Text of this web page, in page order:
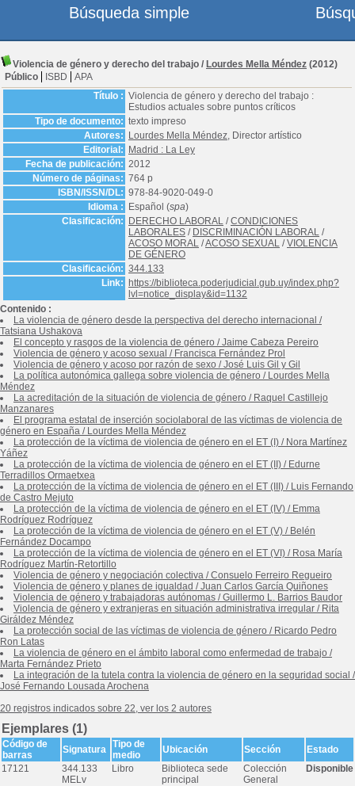
Violencia de género y derecho del trabajo / Lourdes Mella Méndez (2012)
Público
ISBD
APA
Título : Violencia de género y derecho del trabajo :
Estudios actuales sobre puntos críticos
Tipo de documento: texto impreso
Autores:
Lourdes Mella Méndez, Director artístico
Editorial:
Madrid : La Ley
Fecha de publicación: 2012
Número de páginas: 764 p
ISBN/ISSN/DL: 978-84-9020-049-0
Idioma :
Español (spa)
Clasificación:
DERECHO LABORAL /CONDICIONES
LABORALES / DISCRIMINACIÓN LABORAL /
ACOSO MORAL /ACOSO SEXUAL /VIOLENCIA
DE GÉNERO
Clasificación: 344.133
Link:
https://biblioteca.poderjudicial.gub.uy/index.php?
lvl=notice_display&id=1132
Contenido :
La violencia de género desde la perspectiva del derecho internacional /
Tatsiana Ushakova
El concepto y rasgos de la violencia de género /Jaime Cabeza Pereiro
Violencia de género y acoso sexual / Francisca Fernández Prol
Violencia de género y acoso por razón de sexo /José Luis Gil y Gil
La política autonómica gallega sobre violencia de género / Lourdes Mella
Méndez
La acreditación de la situación de violencia de género / Raquel Castillejo
Manzanares
El programa estatal de inserción sociolaboral de las víctimas de violencia de
género en España / Lourdes Mella Méndez
La protección de la víctima de violencia de género en el ET (I) / Nora Martínez
Yáñez
La protección de la víctima de violencia de género en el ET (II) / Edurne
Terradillos Ormaetxea
La protección de la víctima de violencia de género en el ET (III) / Luis Fernando
de Castro Mejuto
La protección de la víctima de violencia de género en el ET (IV) / Emma
Rodríguez Rodríguez
La protección de la víctima de violencia de género en el ET (V) / Belén
Fernández Docampo
La protección de la víctima de violencia de género en el ET (VI) / Rosa María
Rodríguez Martín-Retortillo
Violencia de género y negociación colectiva /Consuelo Ferreiro Regueiro
Violencia de género y planes de igualdad /Juan Carlos García Quiñones
Violencia de género y trabajadoras autónomas /Guillermo L. Barrios Baudor
Violencia de género y extranjeras en situación administrativa irregular / Rita
Giráldez Méndez
La protección social de las víctimas de violencia de género / Ricardo Pedro
Ron Latas
La violencia de género en el ámbito laboral como enfermedad de trabajo /
Marta Fernández Prieto
La integración de la tutela contra la violencia de género en la seguridad social /
José Fernando Lousada Arochena
20 registros indicados sobre 22, ver los 2 autores
Ejemplares (1)
Código de
barras
Signatura Tipo de
medio
Ubicación Sección
Estado
17121
344.133
MELv
Libro
Biblioteca sede
principal
Colección
General
Disponible
Búsqueda simple